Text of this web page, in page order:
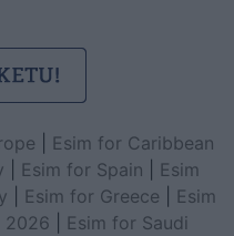
Esim for Caribbean
Esim for Spain
Esim
Esim for Greece
Esim
2026
Esim for Saudi